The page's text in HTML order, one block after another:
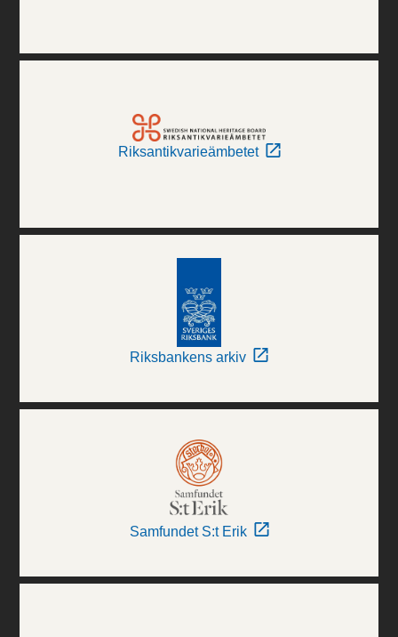
Riksantikvarieämbetet
Riksbankens arkiv
Samfundet S:t Erik